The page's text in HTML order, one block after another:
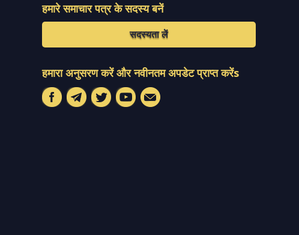
हमारे समाचार पत्र के सदस्य बनें
सदस्यता लें
हमारा अनुसरण करें और नवीनतम अपडेट प्राप्त करेंs